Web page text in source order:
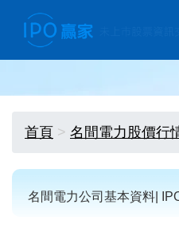
首頁 名間電力股價行
名間電力公司基本資料|